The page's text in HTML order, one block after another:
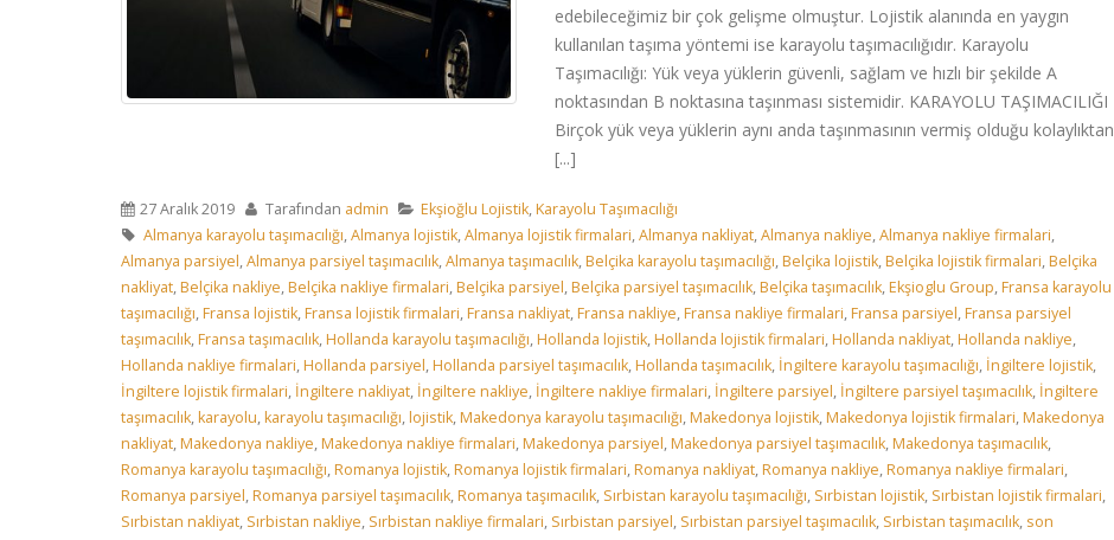
edebileceğimiz bir çok gelişme olmuştur. Lojistik alanında en yaygın
kullanılan taşıma yöntemi ise karayolu taşımacılığıdır. Karayolu
Taşımacılığı: Yük veya yüklerin güvenli, sağlam ve hızlı bir şekilde A
noktasından B noktasına taşınması sistemidir. KARAYOLU TAŞIMACILIĞI
Birçok yük veya yüklerin aynı anda taşınmasının vermiş olduğu kolaylıktan
[...]
27 Aralık 2019 Tarafından admin Ekşioğlu Lojistik,Karayolu Taşımacılığı
Almanya karayolu taşımacılığı,Almanya lojistik,Almanya lojistik firmalari,Almanya nakliyat,Almanya nakliye,Almanya nakliye firmalari,
Almanya parsiyel,Almanya parsiyel taşımacılık,Almanya taşımacılık,Belçika karayolu taşımacılığı,Belçika lojistik,Belçika lojistik firmalari,Belçika
nakliyat,Belçika nakliye,Belçika nakliye firmalari,Belçika parsiyel,Belçika parsiyel taşımacılık,Belçika taşımacılık,Ekşioglu Group,Fransa karayolu
taşımacılığı,Fransa lojistik,Fransa lojistik firmalari,Fransa nakliyat,Fransa nakliye,Fransa nakliye firmalari,Fransa parsiyel,Fransa parsiyel
taşımacılık,Fransa taşımacılık,Hollanda karayolu taşımacılığı,Hollanda lojistik,Hollanda lojistik firmalari,Hollanda nakliyat,Hollanda nakliye,
Hollanda nakliye firmalari,Hollanda parsiyel,Hollanda parsiyel taşımacılık,Hollanda taşımacılık, İngiltere karayolu taşımacılığı, İngiltere lojistik,
İngiltere lojistik firmalari, İngiltere nakliyat, İngiltere nakliye, İngiltere nakliye firmalari, İngiltere parsiyel, İngiltere parsiyel taşımacılık, İngiltere
taşımacılık,karayolu,karayolu taşımacılığı,lojistik,Makedonya karayolu taşımacılığı,Makedonya lojistik,Makedonya lojistik firmalari,Makedonya
nakliyat,Makedonya nakliye,Makedonya nakliye firmalari,Makedonya parsiyel,Makedonya parsiyel taşımacılık,Makedonya taşımacılık,
Romanya karayolu taşımacılığı,Romanya lojistik,Romanya lojistik firmalari,Romanya nakliyat,Romanya nakliye,Romanya nakliye firmalari,
Romanya parsiyel,Romanya parsiyel taşımacılık,Romanya taşımacılık, Sırbistan karayolu taşımacılığı, Sırbistan lojistik, Sırbistan lojistik firmalari,
Sırbistan nakliyat, Sırbistan nakliye, Sırbistan nakliye firmalari, Sırbistan parsiyel, Sırbistan parsiyel taşımacılık, Sırbistan taşımacılık, son